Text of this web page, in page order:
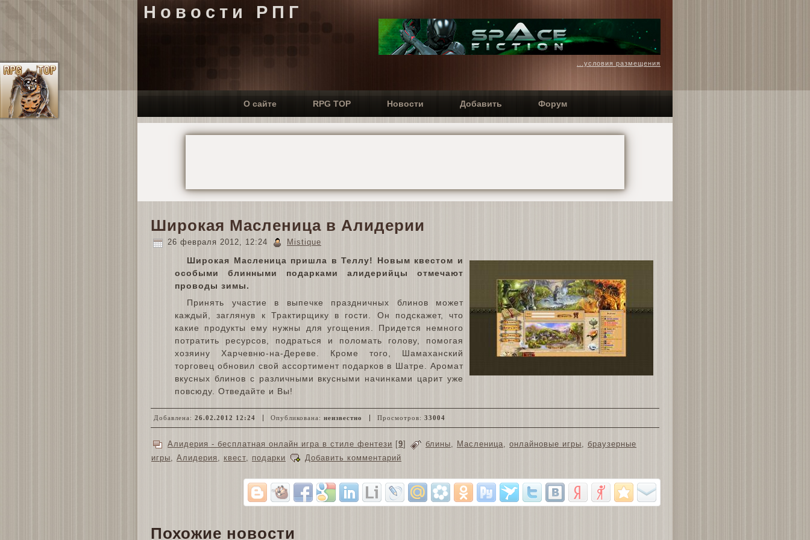
Новости РПГ
...условия размещения
О сайте RPG TOP Новости Добавить Форум
Широкая Масленица в Алидерии
26 февраля 2012, 12:24 Mistique
Широкая Масленица пришла в Теллу! Новым квестом и
особыми блинными подарками алидерийцы отмечают
проводы зимы.
Принять участие в выпечке праздничных блинов может
каждый, заглянув к Трактирщику в гости. Он подскажет, что
какие продукты ему нужны для угощения. Придется немного
потратить ресурсов, подраться и поломать голову, помогая
хозяину Харчевню-на-Дереве. Кроме того, Шамаханский
торговец обновил свой ассортимент подарков в Шатре. Аромат
вкусных блинов с различными вкусными начинками царит уже
повсюду. Отведайте и Вы!
Добавлена: 26.02.2012 12:24 Опубликована: неизвестно Просмотров: 33004
Алидерия - бесплатная онлайн игра в стиле фентези [9] блины Масленица онлайновые игры
браузерные
игры
Алидерия квест подарки Добавить комментарий
Похожие новости